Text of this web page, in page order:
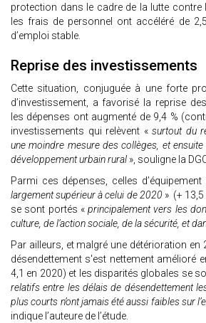
protection dans le cadre de la lutte contre
les frais de personnel ont accéléré de
d’emploi stable.
Reprise des investissements
Cette situation, conjuguée à une forte
d’investissement, a favorisé la reprise
les dépenses ont augmenté de 9,4 %
investissements qui relèvent «surtout du
une moindre mesure des collèges, et ensuite
développement urbain rural », souligne la
Parmi ces dépenses, celles
largement supérieur à celui de 2020 » (+
se sont portés «principalement vers les
culture, de l’action sociale, de la sécurité, et
Par ailleurs, et malgré une détérioration en
désendettement s'est nettement amélioré
4,1 en 2020) et les disparités globales se
relatifs entre les délais de désendettement
plus courts n’ont jamais été aussi faibles sur
indique l’auteure de l’étude.